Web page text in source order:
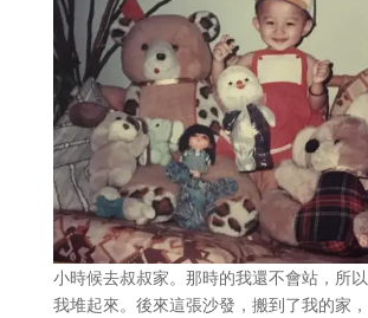
小時候去叔叔家。那時的我還不會站，所
我堆起來。後來這張沙發，搬到了我的家